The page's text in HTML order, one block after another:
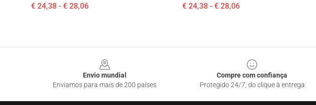
€ 24,38 - € 28,06 € 24,38 - € 28,06
Envio mundial
Enviamos para mais de 200 países
Compre com confiança
Protegido 24/7, do clique à entrega